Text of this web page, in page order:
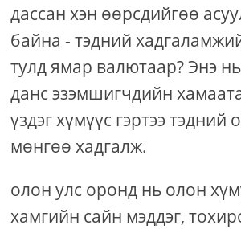
дассан хэн өөрсдийгөө
байна - тэдний
тулд ямар валютаар? Энэ
данс эзэмшигчдийн
үздэг хүмүүс гэртээ тэдний
мөнгөө хадгалж.
олон улс оронд нь олон
хамгийн сайн мэддэг,